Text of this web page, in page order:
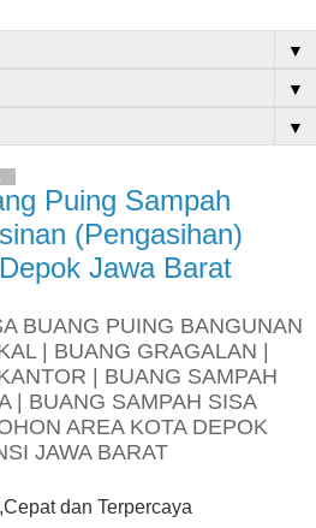
▼
▼
▼
Puing Sampah
(Pengasihan)
Jawa Barat
BUANG PUING BANGUNAN
| BUANG GRAGALAN |
| BUANG SAMPAH
| BUANG SAMPAH SISA
AREA KOTA DEPOK
JAWA BARAT
dan Terpercaya